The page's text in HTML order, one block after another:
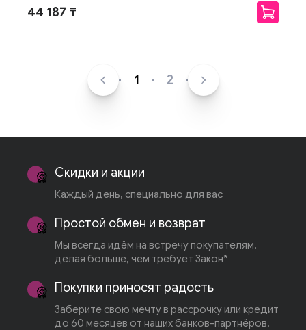
44 187 ₸
1 2
Скидки и акции
Каждый день, специально для вас
Простой обмен и возврат
Мы всегда идём на встречу покупателям,
делая больше, чем требует Закон*
Покупки приносят радость
Заберите свою мечту в рассрочку или кредит
до 60 месяцев от наших банков-партнёров.